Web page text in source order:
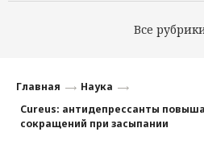
Все
Финансы
Главная
Наука
Cureus: антидепрессанты
сокращений при засыпании